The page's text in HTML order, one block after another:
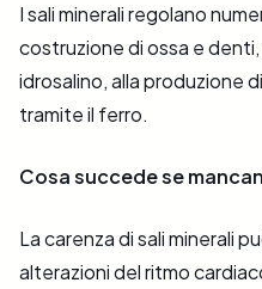
I sali minerali regolano
costruzione di ossa e
idrosalino, alla produzione
tramite il ferro.
Cosa succede se
La carenza di sali minerali
alterazioni del ritmo